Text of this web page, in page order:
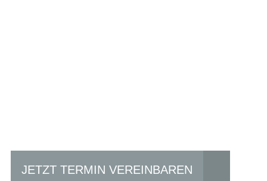
JETZT TERMIN VEREINBAREN